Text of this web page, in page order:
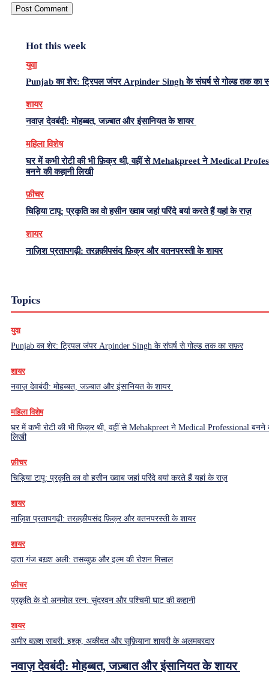
Hot this week
युवा
Punjab का शेर: ट्रिपल जंपर Arpinder Singh के संघर्ष से गोल्ड तक का
शायर
नवाज़ देवबंदी: मोहब्बत, जज़्बात और इंसानियत के शायर
महिला विशेष
घर में कभी रोटी की भी फ़िक्र थी, वहीं से Mehakpreet ने Medical
बनने की कहानी लिखी
फ़ीचर
चिड़िया टापू: प्रकृति का वो हसीन ख्वाब जहां परिंदे बयां करते हैं यहां के राज़
शायर
नाज़िश प्रतापगढ़ी: तरक़्क़ीपसंद फ़िक्र और वतनपरस्ती के शायर
Topics
युवा
Punjab का शेर: ट्रिपल जंपर Arpinder Singh के संघर्ष से गोल्ड तक का सफ़र
शायर
नवाज़ देवबंदी: मोहब्बत, जज़्बात और इंसानियत के शायर
महिला विशेष
घर में कभी रोटी की भी फ़िक्र थी, वहीं से Mehakpreet ने Medical Professional बनने
लिखी
फ़ीचर
चिड़िया टापू: प्रकृति का वो हसीन ख्वाब जहां परिंदे बयां करते हैं यहां के राज़
शायर
नाज़िश प्रतापगढ़ी: तरक़्क़ीपसंद फ़िक्र और वतनपरस्ती के शायर
शायर
दाता गंज बख़्श अली: तसव्वुफ़ और इल्म की रोशन मिसाल
फ़ीचर
प्रकृति के दो अनमोल रत्न: सुंदरवन और पश्चिमी घाट की कहानी
शायर
अमीर बख़्श साबरी: इश्क़, अकीदत और सूफ़ियाना शायरी के अलमबरदार
नवाज़ देवबंदी: मोहब्बत, जज़्बात और इंसानियत के शायर